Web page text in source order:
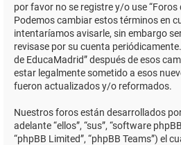
por favor no se registre y/o use “Foros
Podemos cambiar estos términos en
intentaríamos avisarle, sin embargo
revisase por su cuenta
de EducaMadrid” después de esos
estar legalmente sometido a esos
fueron actualizados y/o reformados.
Nuestros foros están desarrollados
adelante “ellos”, “sus”, “software
“phpBB Limited”, “phpBB Teams”) el